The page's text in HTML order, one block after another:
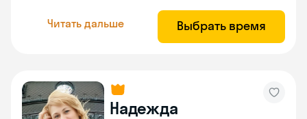
Читать дальше Выбрать время
Надежда